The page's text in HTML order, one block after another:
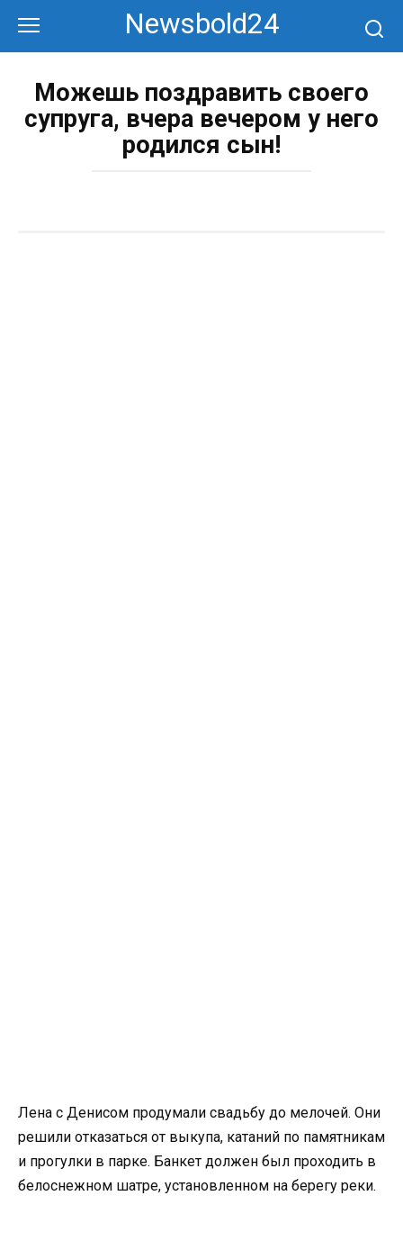
контенту
Newsbold24
Можешь поздравить своего
супруга, вчера вечером у него
родился сын!
Лена с Денисом продумали свадьбу до мелочей. Они
решили отказаться от выкупа, катаний по памятникам
и прогулки в парке. Банкет должен был проходить в
белоснежном шатре, установленном на берегу реки.